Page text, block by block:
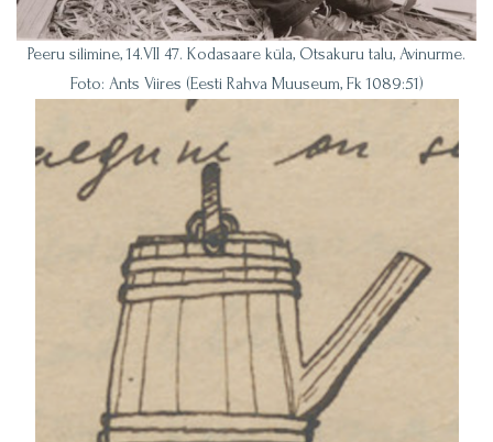
Peeru silimine, 14.VII 47. Kodasaare küla, Otsakuru talu, Avinurme.
Foto: Ants Viires (Eesti Rahva Muuseum, Fk 1089:51)